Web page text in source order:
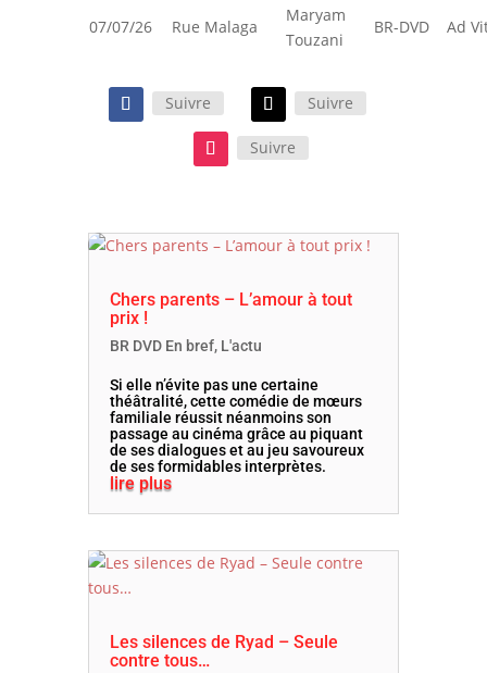
07/07/26
Rue Malaga
Maryam
Touzani
BR-DVD Ad
Suivre Suivre
Suivre
Chers parents – L’amour à tout
prix !
BR DVD En bref, L'actu
Si elle n’évite pas une certaine
théâtralité, cette comédie de mœurs
familiale réussit néanmoins son
passage au cinéma grâce au piquant
de ses dialogues et au jeu savoureux
de ses formidables interprètes.
lire plus
Les silences de Ryad – Seule
contre tous…